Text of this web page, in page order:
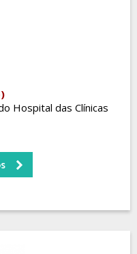
Hospital das Clínicas